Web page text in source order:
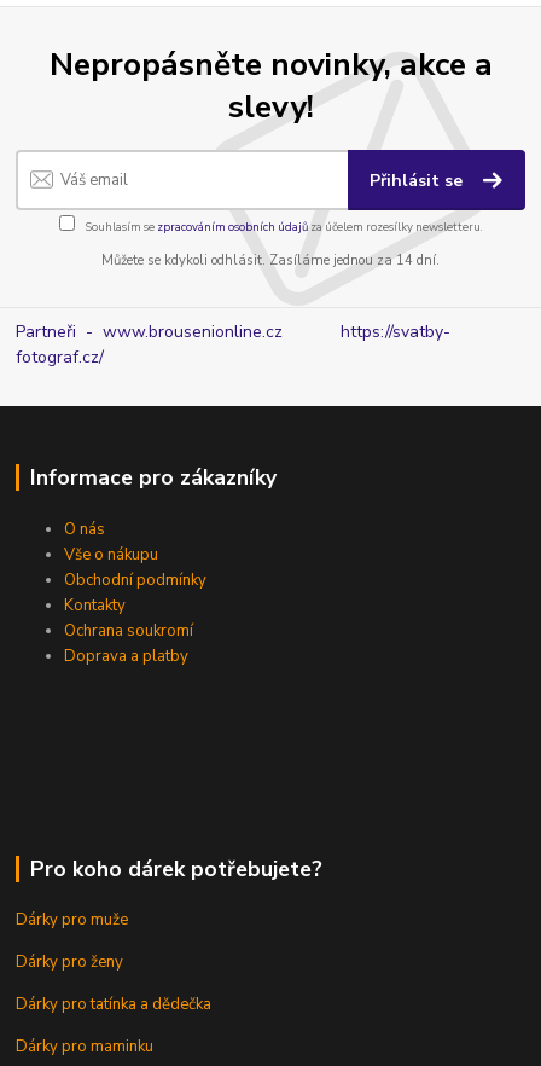
Nepropásněte novinky, akce a
slevy!
Přihlásit se
Souhlasím se zpracováním osobních údajůza účelem rozesílky newsletteru.
Můžete se kdykoli odhlásit. Zasíláme jednou za 14 dní.
Partneři - www.brousenionline.czhttps://svatby-
fotograf.cz/
Informace pro zákazníky
O nás
Vše o nákupu
Obchodní podmínky
Kontakty
Ochrana soukromí
Doprava a platby
Pro koho dárek potřebujete?
Dárky pro muže
Dárky pro ženy
Dárky pro tatínka a dědečka
Dárky pro maminku